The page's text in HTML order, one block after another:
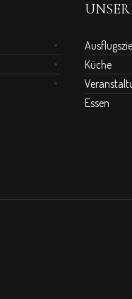
Ausflugsziel
Küche
Essen